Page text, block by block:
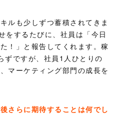
ルも少しずつ蓄積されてきま
をするたびに、社員は「今日
！」と報告してくれます。稼
ずですが、社員1人ひとりの
マーケティング部門の成長を
さらに期待することは何でし